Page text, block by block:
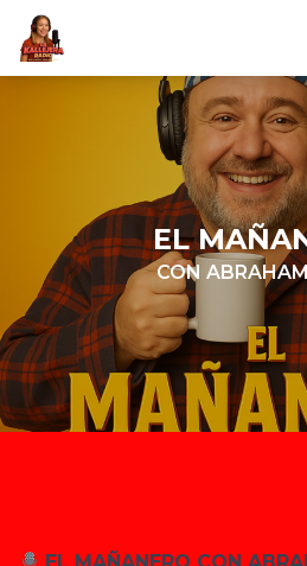
EL
CON